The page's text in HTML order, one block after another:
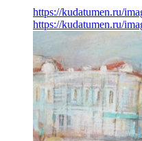
https://kudatumen.ru/
https://kudatumen.ru/